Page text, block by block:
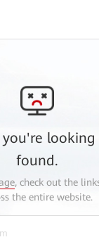
you're
found.
, check out the
the entire website.